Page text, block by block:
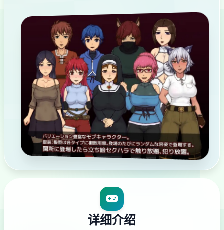
详细介绍